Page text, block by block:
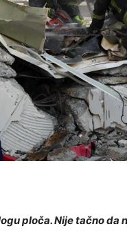
ploča. Nije tačno da